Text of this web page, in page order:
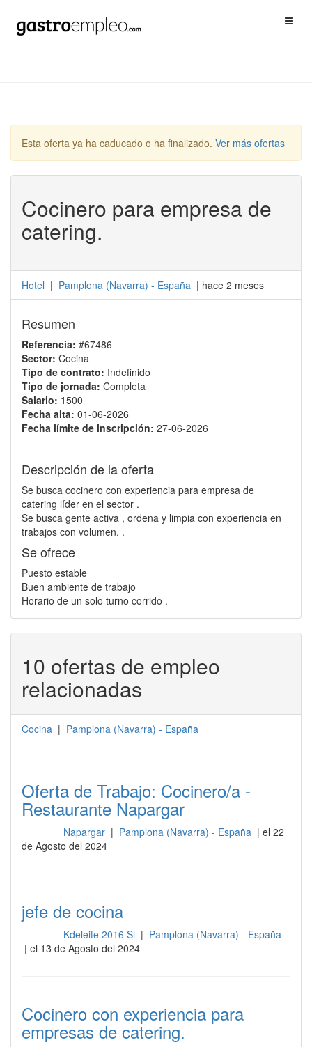
Esta oferta ya ha caducado o ha finalizado. Ver más ofertas
Cocinero para empresa de
catering.
Hotel | Pamplona (Navarra) - España | hace 2 meses
Resumen
Referencia: #67486
Sector: Cocina
Tipo de contrato: Indefinido
Tipo de jornada: Completa
Salario: 1500
Fecha alta: 01-06-2026
Fecha límite de inscripción: 27-06-2026
Descripción de la oferta
Se busca cocinero con experiencia para empresa de
catering líder en el sector .
Se busca gente activa , ordena y limpia con experiencia en
trabajos con volumen. .
Se ofrece
Puesto estable
Buen ambiente de trabajo
Horario de un solo turno corrido .
10 ofertas de empleo
relacionadas
Cocina | Pamplona (Navarra) - España
Oferta de Trabajo: Cocinero/a -
Restaurante Napargar
Napargar | Pamplona (Navarra) - España | el 22
de Agosto del 2024
jefe de cocina
Kdeleite 2016 Sl | Pamplona (Navarra) - España
| el 13 de Agosto del 2024
Cocinero con experiencia para
empresas de catering.